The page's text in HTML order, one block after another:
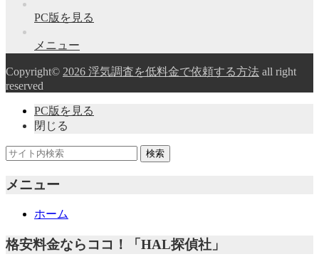
PC版を見る
メニュー
Copyright© 2026 浮気調査を低料金で依頼する方法 all right
reserved
PC版を見る
閉じる
メニュー
ホーム
格安料金ならココ！「HAL探偵社」